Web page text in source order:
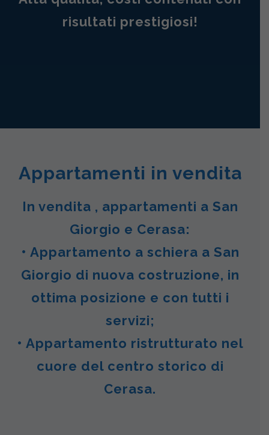
risultati prestigiosi!
Appartamenti in vendita
In vendita , appartamenti a San
Giorgio e Cerasa:
• Appartamento a schiera a San
Giorgio di nuova costruzione, in
ottima posizione e con tutti i
servizi;
• Appartamento ristrutturato nel
cuore del centro storico di
Cerasa.